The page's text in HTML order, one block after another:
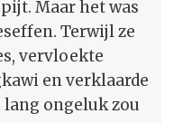
Maar het was
Terwijl ze
vervloekte
en verklaarde
lang ongeluk zou